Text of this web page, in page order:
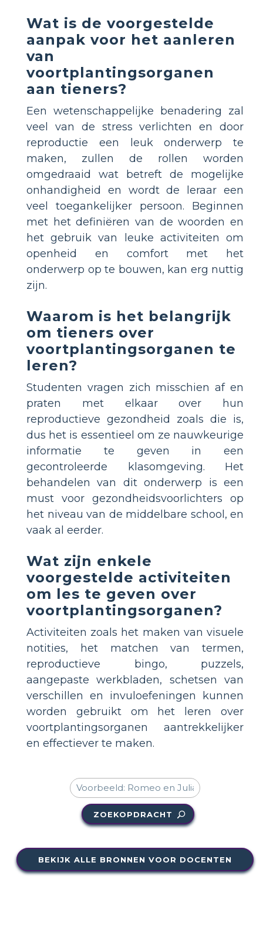
Wat is de voorgestelde
aanpak voor het aanleren
van
voortplantingsorganen
aan tieners?
Een wetenschappelijke benadering zal
veel van de stress verlichten en door
reproductie een leuk onderwerp te
maken, zullen de rollen worden
omgedraaid wat betreft de mogelijke
onhandigheid en wordt de leraar een
veel toegankelijker persoon. Beginnen
met het definiëren van de woorden en
het gebruik van leuke activiteiten om
openheid en comfort met het
onderwerp op te bouwen, kan erg nuttig
zijn.
Waarom is het belangrijk
om tieners over
voortplantingsorganen te
leren?
Studenten vragen zich misschien af en
praten met elkaar over hun
reproductieve gezondheid zoals die is,
dus het is essentieel om ze nauwkeurige
informatie te geven in een
gecontroleerde klasomgeving. Het
behandelen van dit onderwerp is een
must voor gezondheidsvoorlichters op
het niveau van de middelbare school, en
vaak al eerder.
Wat zijn enkele
voorgestelde activiteiten
om les te geven over
voortplantingsorganen?
Activiteiten zoals het maken van visuele
notities, het matchen van termen,
reproductieve bingo, puzzels,
aangepaste werkbladen, schetsen van
verschillen en invuloefeningen kunnen
worden gebruikt om het leren over
voortplantingsorganen aantrekkelijker
en effectiever te maken.
ZOEKOPDRACHT
BEKIJK ALLE BRONNEN VOOR DOCENTEN